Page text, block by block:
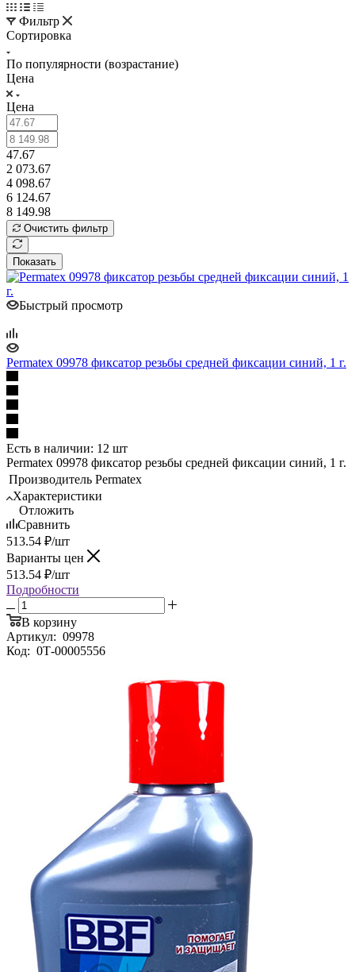
Фильтр
Сортировка
По популярности (возрастание)
Цена
Цена
47.67
2 073.67
4 098.67
6 124.67
8 149.98
Очистить фильтр
Показать
Быстрый просмотр
Permatex 09978 фиксатор резьбы средней фиксации синий, 1 г.
Есть в наличии: 12 шт
Permatex 09978 фиксатор резьбы средней фиксации синий, 1 г.
Производитель Permatex
Характеристики
Отложить
Сравнить
513.54 ₽/шт
Варианты цен
513.54 ₽/шт
Подробности
В корзину
Артикул: 09978
Код: 0Т-00005556